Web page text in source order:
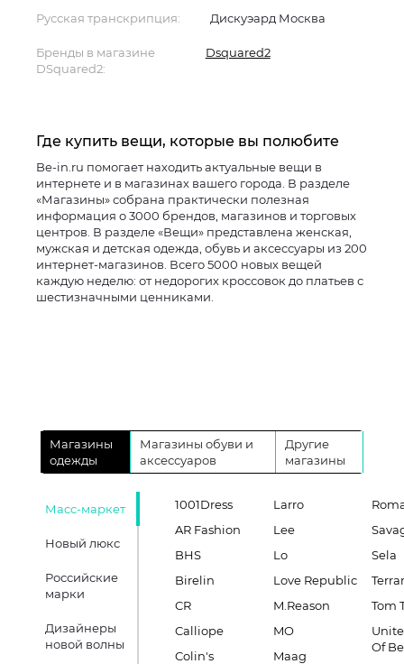
Русская транскрипция: Дискуэард Москва
Бренды в магазине
DSquared2:
Dsquared2
Где купить вещи, которые вы полюбите
Be-in.ru помогает находить актуальные вещи в
интернете и в магазинах вашего города. В разделе
«Магазины» собрана практически полезная
информация о 3000 брендов, магазинов и торговых
центров. В разделе «Вещи» представлена женская,
мужская и детская одежда, обувь и аксессуары из 200
интернет-магазинов. Всего 5000 новых вещей
каждую неделю: от недорогих кроссовок до платьев с
шестизначными ценниками.
Магазины
одежды
Магазины обуви и
аксессуаров
Другие
магазины
Масс-маркет
Новый люкс
Российские
марки
Дизайнеры
новой волны
1001Dress
AR Fashion
BHS
Birelin
CR
Calliope
Colin's
Larro
Lee
Lo
Love Republic
M.Reason
MO
Maag
Sela
Tom
Of